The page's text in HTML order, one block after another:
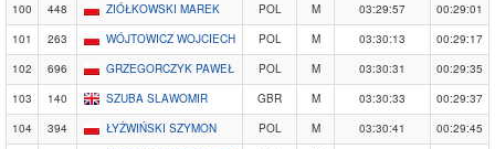
100
448 ZIÓŁKOWSKI MAREK POL M 03:29:57
00:29:01
101
263 WÓJTOWICZ WOJCIECH POL M 03:30:13
00:29:17
102
696 GRZEGORCZYK PAWEŁ POL M 03:30:31
00:29:35
103
140 SZUBA SLAWOMIR GBR M 03:30:33
00:29:37
104
394 ŁYŻWIŃSKI SZYMON POL M 03:30:41
00:29:45